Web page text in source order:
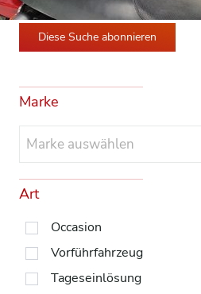
Diese Suche abonnieren
Marke
Marke auswählen
Art
Occasion
Vorführfahrzeug
Tageseinlösung